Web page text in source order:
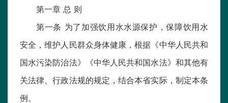
第一章 总 则
第一条 为了加强饮用水水源保护，保障饮用水
安全，维护人民群众身体健康，根据《中华人民共和
国水污染防治法》《中华人民共和国水法》和其他有
关法律、行政法规的规定，结合本省实际，制定本条
例。